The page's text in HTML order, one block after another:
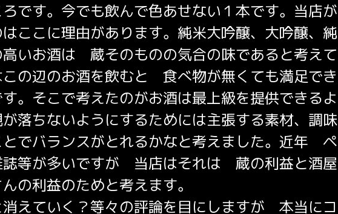
です。今でも飲んで色あせない１本です。当店が
ここに理由があります。純米大吟醸、大吟醸、純
いお酒は 蔵そのものの気合の味であると考えて
の辺のお酒を飲むと 食べ物が無くても満足でき
。そこで考えたのがお酒は最上級を提供できるよ
落ちないようにするためには主張する素材、調味
でバランスがとれるかなと考えました。近年 ペ
等が多いですが 当店はそれは 蔵の利益と酒屋
の利益のためと考えます。
えていく？等々の評論を目にしますが 本当にコ